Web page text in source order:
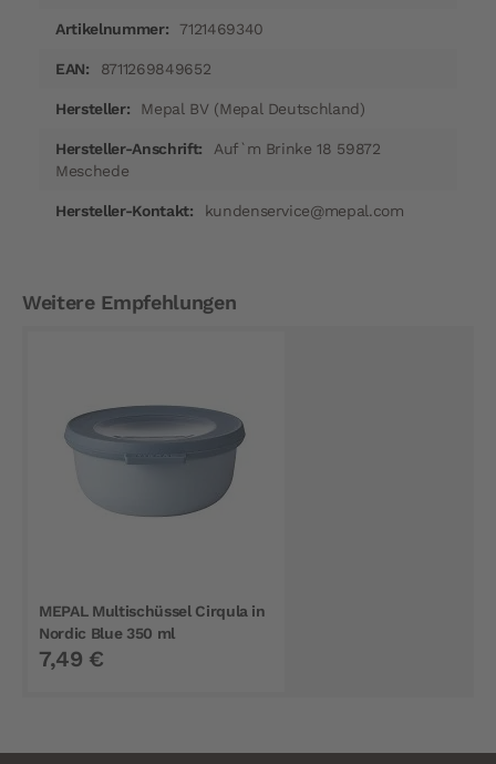
7121469340
8711269849652
Mepal BV (Mepal Deutschland)
Auf`m Brinke 18 59872
Meschede
kundenservice@mepal.com
Weitere Empfehlungen
MEPAL Multischüssel Cirqula in
Nordic Blue 350 ml
7,49 €